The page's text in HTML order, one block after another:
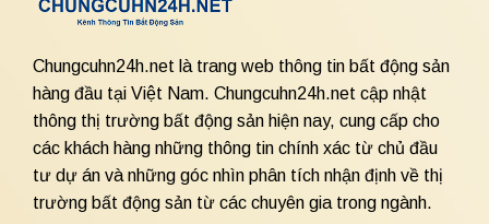
Chungcuhn24h.net là trang web thông tin bất động sản
hàng đầu tại Việt Nam. Chungcuhn24h.net cập nhật
thông thị trường bất động sản hiện nay, cung cấp cho
các khách hàng những thông tin chính xác từ chủ đầu
tư dự án và những góc nhìn phân tích nhận định về thị
trường bất động sản từ các chuyên gia trong ngành.